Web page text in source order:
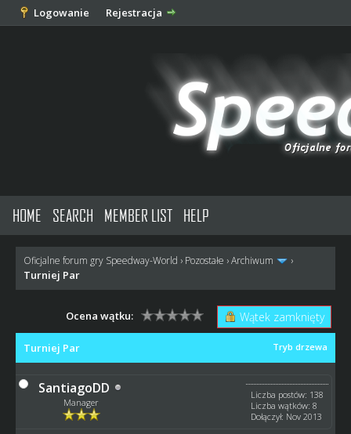
Logowanie Rejestracja
HOME SEARCH MEMBER LIST HELP
Oficjalne forum gry Speedway-World › Pozostałe ›Archiwum ›
Turniej Par
Wątek zamknięty
Ocena wątku:
Tryb drzewa
Turniej Par
SantiagoDD
Manager
Liczba postów: 138
Liczba wątków: 8
Dołączył: Nov 2013